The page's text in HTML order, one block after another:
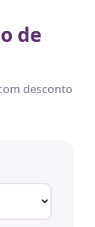
de
desconto